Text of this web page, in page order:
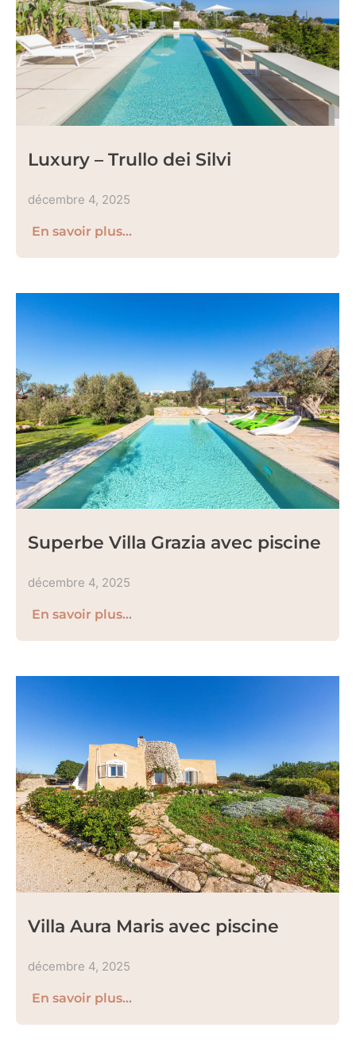
Luxury – Trullo dei Silvi
décembre 4, 2025
En savoir plus...
Superbe Villa Grazia avec piscine
décembre 4, 2025
En savoir plus...
Villa Aura Maris avec piscine
décembre 4, 2025
En savoir plus...